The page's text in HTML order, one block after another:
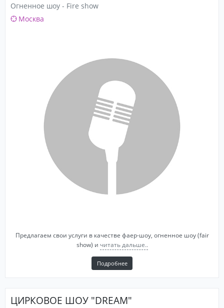
Огненное шоу - Fire show
Москва
Предлагаем свои услуги в качестве фаер-шоу, огненное шоу (fair
show) и читать дальше..
Подробнее
ЦИРКОВОЕ ШОУ "DREAM"